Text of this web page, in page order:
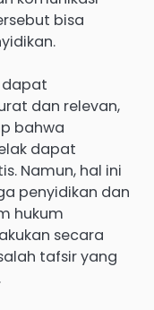
bisa
dapat
dan relevan,
bahwa
dapat
Namun, hal ini
penyidikan dan
hukum
secara
tafsir yang